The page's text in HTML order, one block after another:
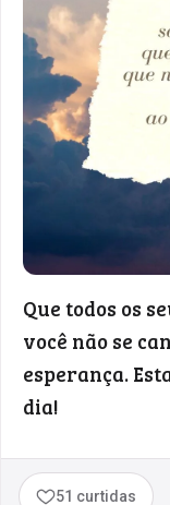
Que todos os
você não se
esperança.
dia!
51 curtidas